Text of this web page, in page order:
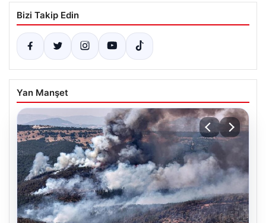
Bizi Takip Edin
Yan Manşet